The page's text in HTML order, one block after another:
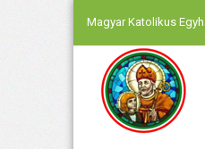
Magyar Katolikus